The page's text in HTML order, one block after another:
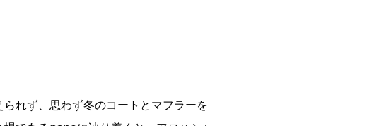
れず、思わず冬のコートとマフラーを